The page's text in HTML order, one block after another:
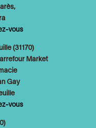
vous
(31170)
Market
Gay
vous